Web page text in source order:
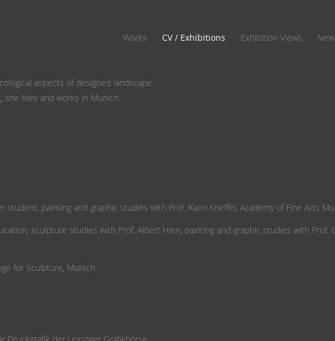
Works CV / Exhibitions Exhibition Views
aspects of designed landscape.
lives and works in Munich.
student, painting and graphic studies with Prof. Karin Kneffel, Academy of Fine Arts
sculpture studies with Prof. Albert Hien, painting and graphic studies with Prof.
for Sculpture, Munich